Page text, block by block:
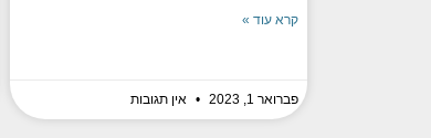
קרא עוד »
פברואר 1, 2023 אין תגובות